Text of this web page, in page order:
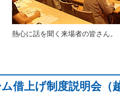
熱心に話を聞く来場者の皆さん。
借上げ制度説明会（越